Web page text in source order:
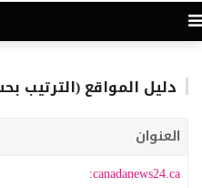
دليل المواقع (الترتيب
العنوان
canadanews24.ca: